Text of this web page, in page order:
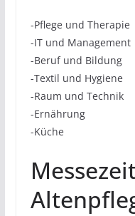
-Pflege und Therapie
-IT und Management
-Beruf und Bildung
-Textil und Hygiene
-Raum und Technik
-Ernährung
-Küche